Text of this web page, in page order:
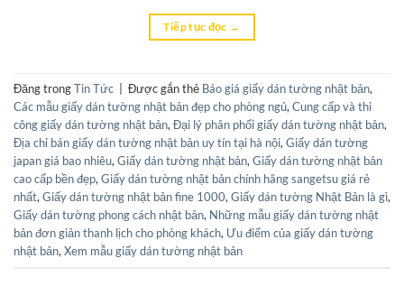
Tiếp tục đọc →
Đăng trongTin Tức Được gắn thẻ Báo giá giấy dán tường nhật bản,
Các mẫu giấy dán tường nhật bản đẹp cho phòng ngủ, Cung cấp và thi
công giấy dán tường nhật bản, Đại lý phân phối giấy dán tường nhật bản,
Địa chỉ bán giấy dán tường nhật bản uy tín tại hà nội, Giấy dán tường
japan giá bao nhiêu, Giấy dán tường nhật bản, Giấy dán tường nhật bản
cao cấp bền đẹp, Giấy dán tường nhật bản chính hãng sangetsu giá rẻ
nhất, Giấy dán tường nhật bản fine 1000, Giấy dán tường Nhật Bản là gì,
Giấy dán tường phong cách nhật bản, Những mẫu giấy dán tường nhật
bản đơn giản thanh lịch cho phòng khách, Ưu điểm của giấy dán tường
nhật bản, Xem mẫu giấy dán tường nhật bản